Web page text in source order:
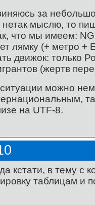
за
нетак мыслю, то
что мы имеем:
лямку (+ метро +
движок: только
(жертв
можно
на UTF-8.
кстати, в тему с
таблицам и